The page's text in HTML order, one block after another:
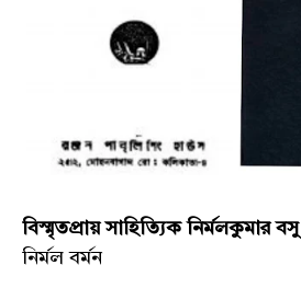
বিস্মৃতপ্রায় সাহিত্যিক নির্মলকুমার বসু
নির্মল বর্মন